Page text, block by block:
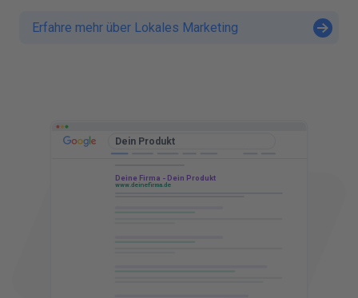
Erfahre mehr über Lokales Marketing
Dein Produkt
Deine Firma - Dein Produkt
www.deinefirma.de